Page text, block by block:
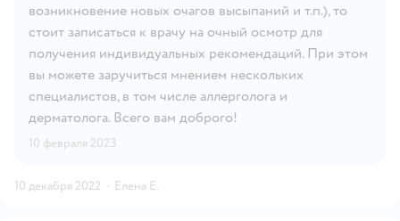
возникновение новых очагов высыпаний и т.п.), то
стоит записаться к врачу на очный осмотр для
получения индивидуальных рекомендаций. При этом
вы можете заручиться мнением нескольких
специалистов, в том числе аллерголога и
дерматолога. Всего вам доброго!
10 февраля 2023
10 декабря 2022 · Елена Е.